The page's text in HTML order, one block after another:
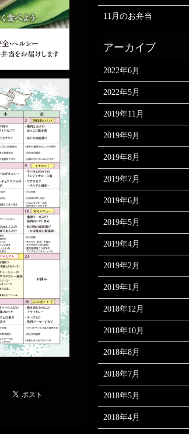
11月のお弁当
2022年6月
2022年5月
2019年11月
2019年9月
2019年8月
2019年7月
2019年6月
2019年5月
2019年4月
2019年2月
2019年1月
2018年12月
2018年10月
2018年8月
2018年7月
2018年5月
2018年4月